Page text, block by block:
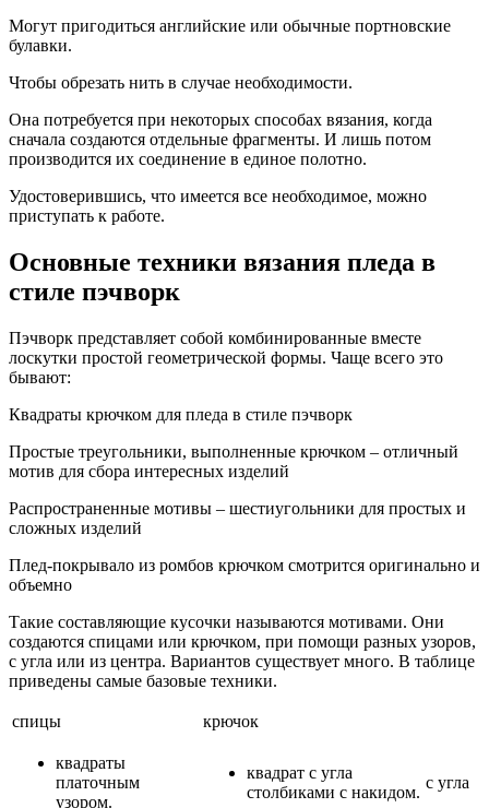
Могут пригодиться английские или обычные портновские
булавки.
Чтобы обрезать нить в случае необходимости.
Она потребуется при некоторых способах вязания, когда
сначала создаются отдельные фрагменты. И лишь потом
производится их соединение в единое полотно.
Удостоверившись, что имеется все необходимое, можно
приступать к работе.
Основные техники вязания пледа в
стиле пэчворк
Пэчворк представляет собой комбинированные вместе
лоскутки простой геометрической формы. Чаще всего это
бывают:
Квадраты крючком для пледа в стиле пэчворк
Простые треугольники, выполненные крючком – отличный
мотив для сбора интересных изделий
Распространенные мотивы – шестиугольники для простых и
сложных изделий
Плед-покрывало из ромбов крючком смотрится оригинально и
объемно
Такие составляющие кусочки называются мотивами. Они
создаются спицами или крючком, при помощи разных узоров,
с угла или из центра. Вариантов существует много. В таблице
приведены самые базовые техники.
спицы крючок
квадраты
платочным
узором.
квадрат с угла
столбиками с накидом.
с угла